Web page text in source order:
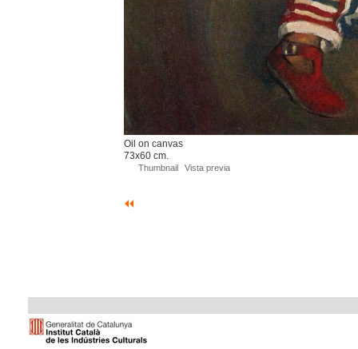
Oil on canvas
73x60 cm.
Thumbnail Vista previa